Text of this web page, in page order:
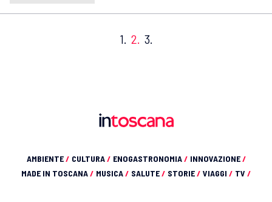
1. 2. 3.
AMBIENTE/ CULTURA/ ENOGASTRONOMIA/ INNOVAZIONE/
MADE IN TOSCANA/ MUSICA/ SALUTE/ STORIE/ VIAGGI / TV /